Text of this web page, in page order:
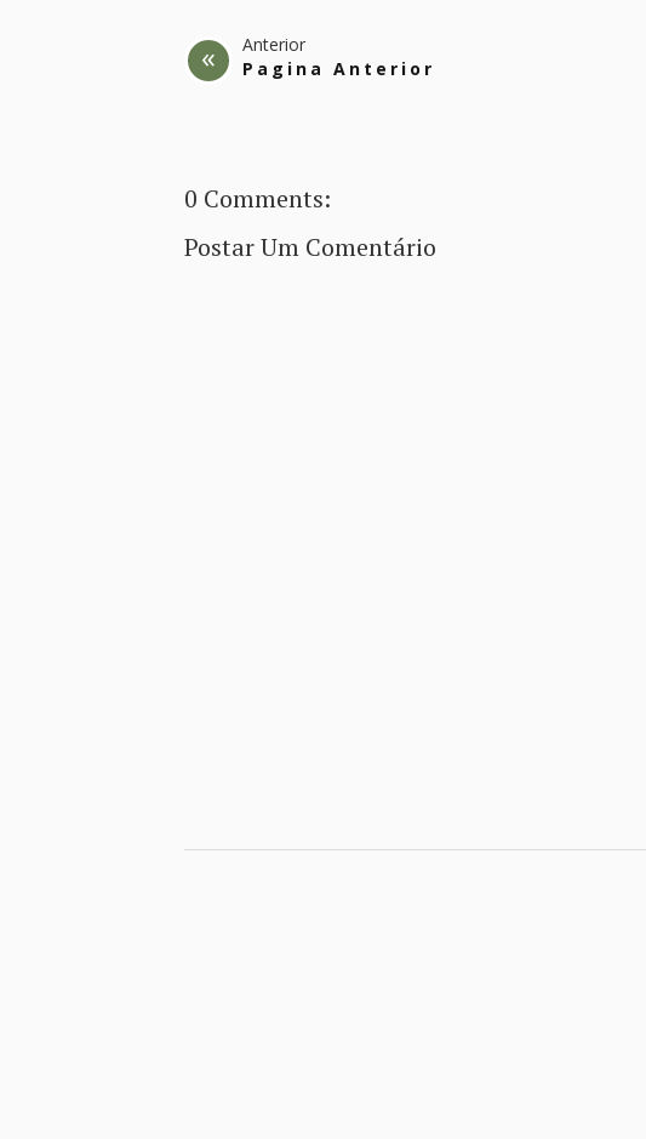
Anterior
Pagina Anterior
0 Comments:
Postar Um Comentário